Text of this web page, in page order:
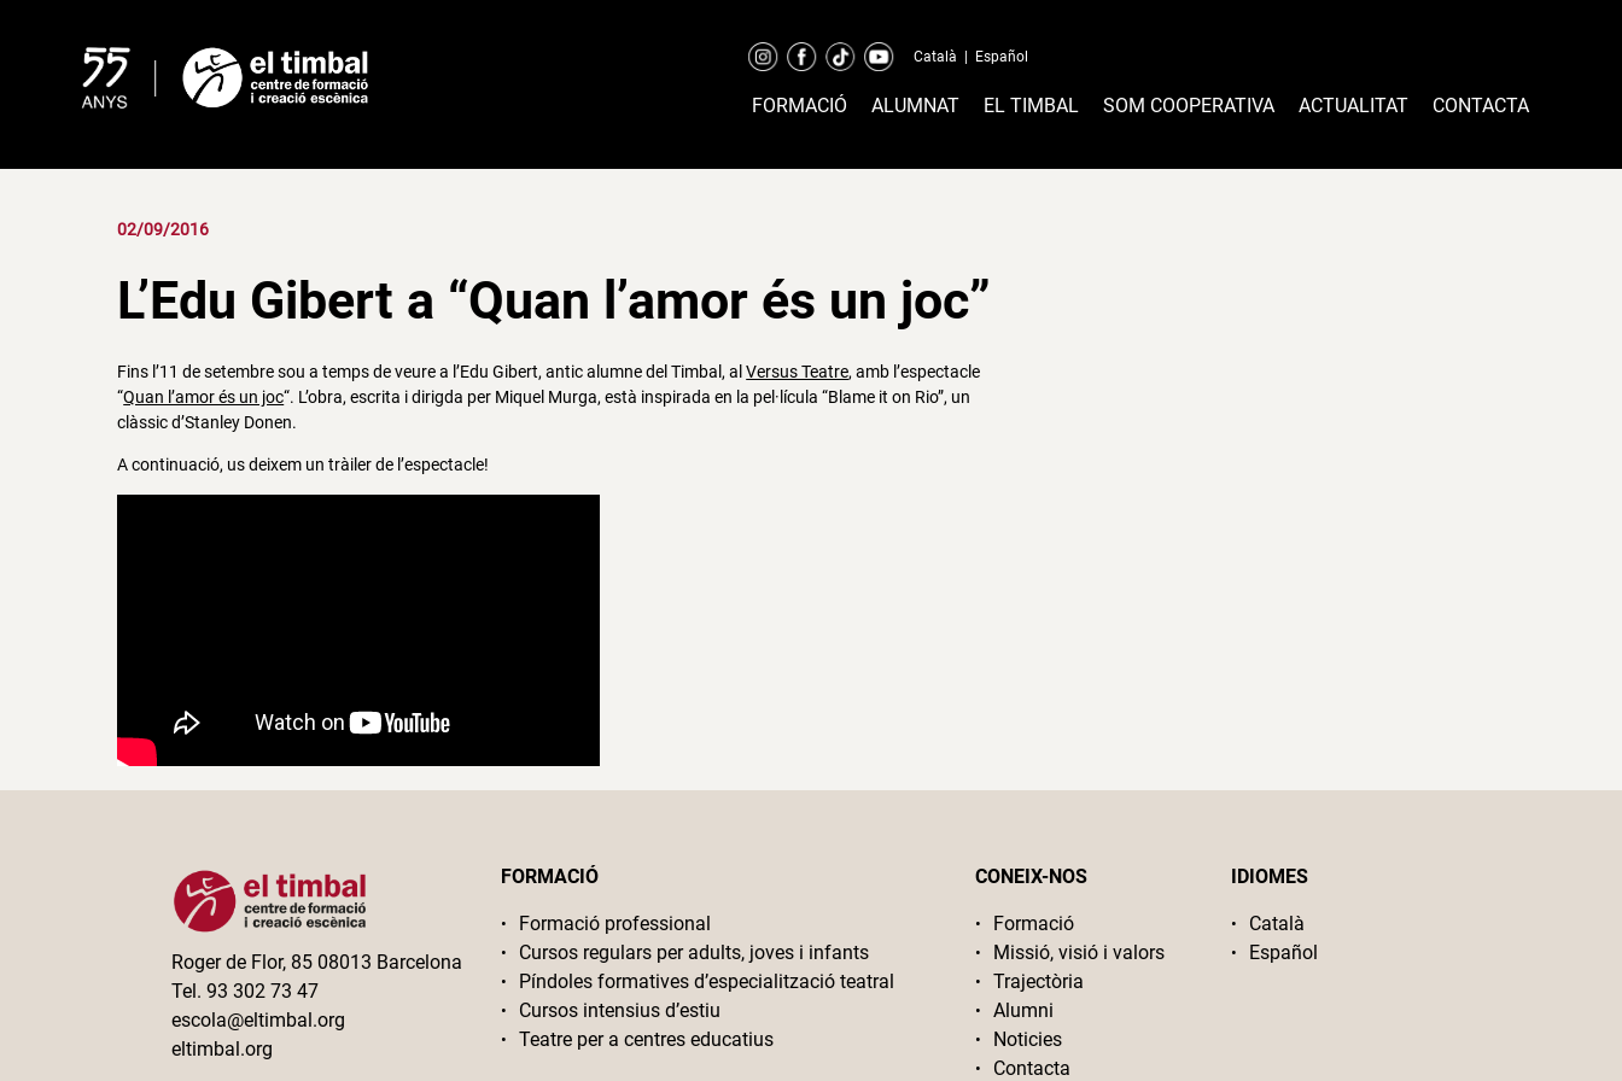
Català Español
FORMACIÓ ALUMNAT EL TIMBAL SOM COOPERATIVA ACTUALITAT CONTACTA
02/09/2016
L’Edu Gibert a “Quan l’amor és un joc”
Fins l’11 de setembre sou a temps de veure a l’Edu Gibert, antic alumne del Timbal, alVersus Teatre, amb l’espectacle
“Quan l’amor és un joc“. L’obra, escrita i dirigda per Miquel Murga, està inspirada en la pel·lícula “Blame it on Rio”, un
clàssic d’Stanley Donen.
A continuació, us deixem un tràiler de l’espectacle!
Roger de Flor, 85 08013 Barcelona
Tel. 93 302 73 47
escola@eltimbal.org
eltimbal.org
FORMACIÓ
Formació professional
Cursos regulars per adults, joves i infants
Píndoles formatives d’especialització teatral
Cursos intensius d’estiu
Teatre per a centres educatius
CONEIX-NOS
Formació
Missió, visió i valors
Trajectòria
Alumni
Noticies
Contacta
IDIOMES
Català
Español